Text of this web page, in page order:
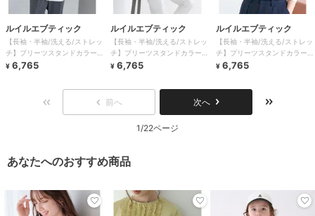
ルイルエブティック
【長袖・半袖/洗える/ストレッ
チ】プリーツスタンドカラーブ
ラウス
¥ 6,765
ルイルエブティック
【長袖・半袖/洗える/ストレッ
チ】プリーツスタンドカラーブ
ラウス
¥ 6,765
ルイルエブティック
【長袖・半袖/洗える/ストレッ
チ】プリーツスタンドカラーブ
ラウス
¥ 6,765
前へ 次へ
1/22ページ
あなたへのおすすめ商品